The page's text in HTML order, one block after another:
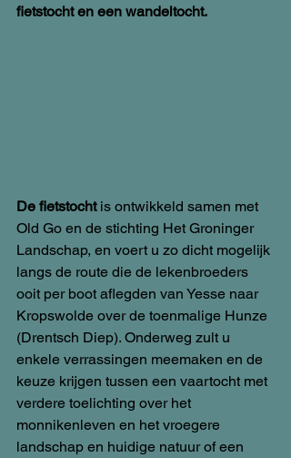
fietstocht en een wandeltocht.
De fietstocht is ontwikkeld samen met
Old Go en de stichting Het Groninger
Landschap, en voert u zo dicht mogelijk
langs de route die de lekenbroeders
ooit per boot aflegden van Yesse naar
Kropswolde over de toenmalige Hunze
(Drentsch Diep). Onderweg zult u
enkele verrassingen meemaken en de
keuze krijgen tussen een vaartocht met
verdere toelichting over het
monnikenleven en het vroegere
landschap en huidige natuur of een